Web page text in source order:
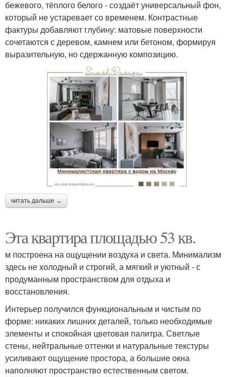
бежевого, тёплого белого - создаёт универсальный фон,
который не устаревает со временем. Контрастные
фактуры добавляют глубину: матовые поверхности
сочетаются с деревом, камнем или бетоном, формируя
выразительную, но сдержанную композицию.
читать дальше →
Эта квартира площадью 53 кв.
м построена на ощущении воздуха и света. Минимализм
здесь не холодный и строгий, а мягкий и уютный - с
продуманным пространством для отдыха и
восстановления.
Интерьер получился функциональным и чистым по
форме: никаких лишних деталей, только необходимые
элементы и спокойная цветовая палитра. Светлые
стены, нейтральные оттенки и натуральные текстуры
усиливают ощущение простора, а большие окна
наполняют пространство естественным светом.